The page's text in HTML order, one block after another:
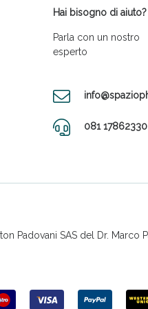
Hai bisogno di aiuto?
Parla con un nostro
esperto
081 17862330
Padovani SAS del Dr.